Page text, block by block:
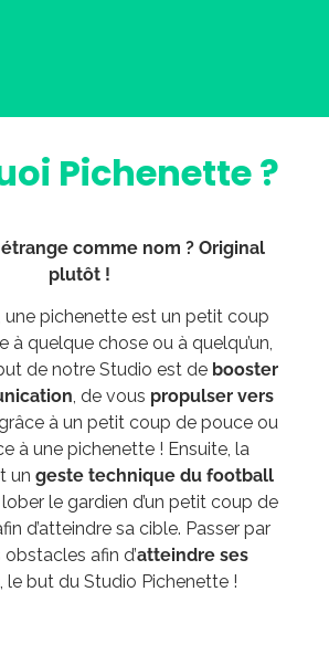
Pichenette ?
comme nom ? Original
plutôt !
une pichenette est un petit coup
à quelque chose ou à quelqu’un,
de notre Studio est de booster
, de vous propulser vers
à un petit coup de pouce ou
à une pichenette ! Ensuite, la
un geste technique du football
le gardien d’un petit coup de
d’atteindre sa cible. Passer par
afin d’atteindre ses
, le but du Studio Pichenette !